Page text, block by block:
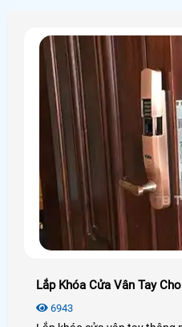
theo dõi và đưa hình ảnh tới
trực tiếp bằng tivi, máy tính,
Lắp Khóa Cửa Vân Tay
6943